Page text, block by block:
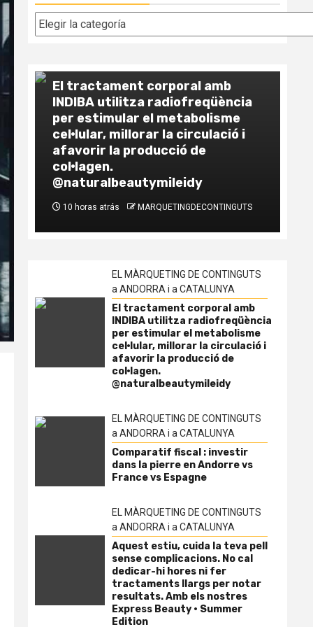
Categorías
El tractament corporal amb
INDIBA utilitza radiofreqüència
per estimular el metabolisme
cel·lular, millorar la circulació i
afavorir la producció de
col·lagen.
@naturalbeautymileidy
10 horas atrás MARQUETINGDECONTINGUTS
EL MÀRQUETING DE CONTINGUTS
a ANDORRA i a CATALUNYA
El tractament corporal amb
INDIBA utilitza radiofreqüència
per estimular el metabolisme
cel·lular, millorar la circulació i
afavorir la producció de
col·lagen.
@naturalbeautymileidy
EL MÀRQUETING DE CONTINGUTS
a ANDORRA i a CATALUNYA
Comparatif fiscal : investir
dans la pierre en Andorre vs
France vs Espagne
EL MÀRQUETING DE CONTINGUTS
a ANDORRA i a CATALUNYA
Aquest estiu, cuida la teva pell
sense complicacions. No cal
dedicar-hi hores ni fer
tractaments llargs per notar
resultats. Amb els nostres
Express Beauty · Summer
Edition